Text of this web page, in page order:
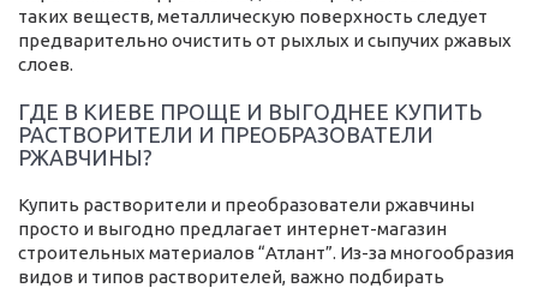
таких веществ, металлическую поверхность следует
предварительно очистить от рыхлых и сыпучих ржавых
слоев.
ГДЕ В КИЕВЕ ПРОЩЕ И ВЫГОДНЕЕ КУПИТЬ
РАСТВОРИТЕЛИ И ПРЕОБРАЗОВАТЕЛИ
РЖАВЧИНЫ?
Купить растворители и преобразователи ржавчины
просто и выгодно предлагает интернет-магазин
строительных материалов “Атлант”. Из-за многообразия
видов и типов растворителей, важно подбирать